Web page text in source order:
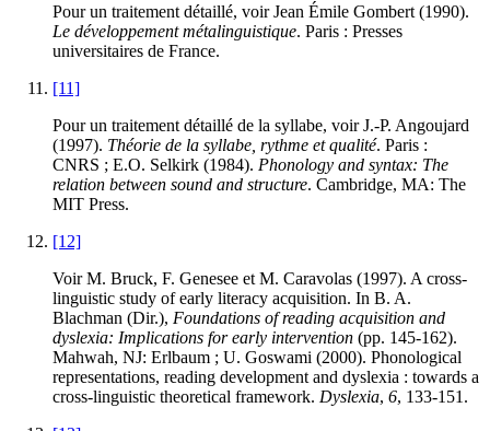
Pour un traitement détaillé, voir Jean Émile Gombert (1990).
Le développement métalinguistique. Paris : Presses
universitaires de France.
[11]
Pour un traitement détaillé de la syllabe, voir J.-P. Angoujard
(1997). Théorie de la syllabe, rythme et qualité. Paris :
CNRS ; E.O. Selkirk (1984). Phonology and syntax: The
relation between sound and structure. Cambridge, MA: The
MIT Press.
[12]
Voir M. Bruck, F. Genesee et M. Caravolas (1997). A cross-
linguistic study of early literacy acquisition. In B. A.
Blachman (Dir.), Foundations of reading acquisition and
dyslexia: Implications for early intervention (pp. 145-162).
Mahwah, NJ: Erlbaum ; U. Goswami (2000). Phonological
representations, reading development and dyslexia : towards a
cross-linguistic theoretical framework. Dyslexia, 6, 133-151.